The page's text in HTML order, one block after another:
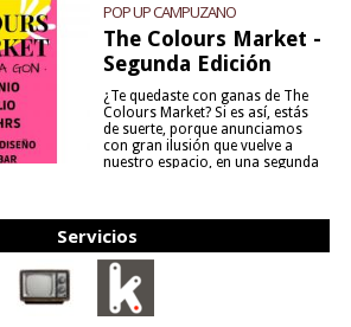
POP UP CAMPUZANO
The Colours Market -
Segunda Edición
¿Te quedaste con ganas de The
Colours Market? Si es así, estás
de suerte, porque anunciamos
con gran ilusión que vuelve a
nuestro espacio, en una segunda
Servicios